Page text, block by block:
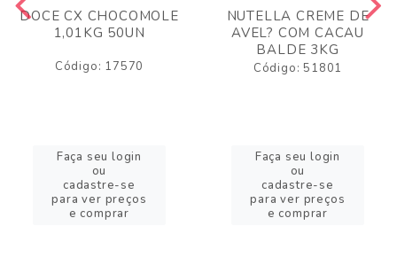
DOCE CX CHOCOMOLE
1,01KG 50UN
Código: 17570
Faça seu login
ou
cadastre-se
para ver preços
e comprar
NUTELLA CREME DE
AVEL? COM CACAU
BALDE 3KG
Código: 51801
Faça seu login
ou
cadastre-se
para ver preços
e comprar